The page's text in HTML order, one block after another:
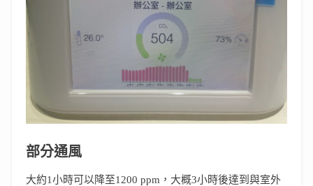
部分通風
大約1小時可以降至1200 ppm，大概3小時後達到與室外